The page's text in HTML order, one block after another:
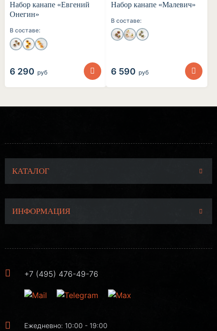
Набор канапе «Евгений
Онегин»
В составе:
6 290 руб
Набор канапе «Малевич»
В составе:
6 590 руб
КАТАЛОГ
ИНФОРМАЦИЯ
+7 (495) 476-49-76
Ежедневно: 10:00 - 19:00